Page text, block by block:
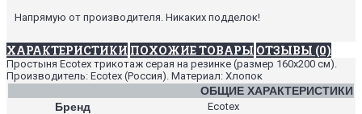
Напрямую от производителя. Никаких подделок!
ХАРАКТЕРИСТИКИ ПОХОЖИЕ ТОВАРЫ ОТЗЫВЫ (0)
Простыня Ecotex трикотаж серая на резинке (размер 160х200 см).
Производитель: Ecotex (Россия). Материал: Хлопок
ОБЩИЕ ХАРАКТЕРИСТИКИ
Бренд
Ecotex